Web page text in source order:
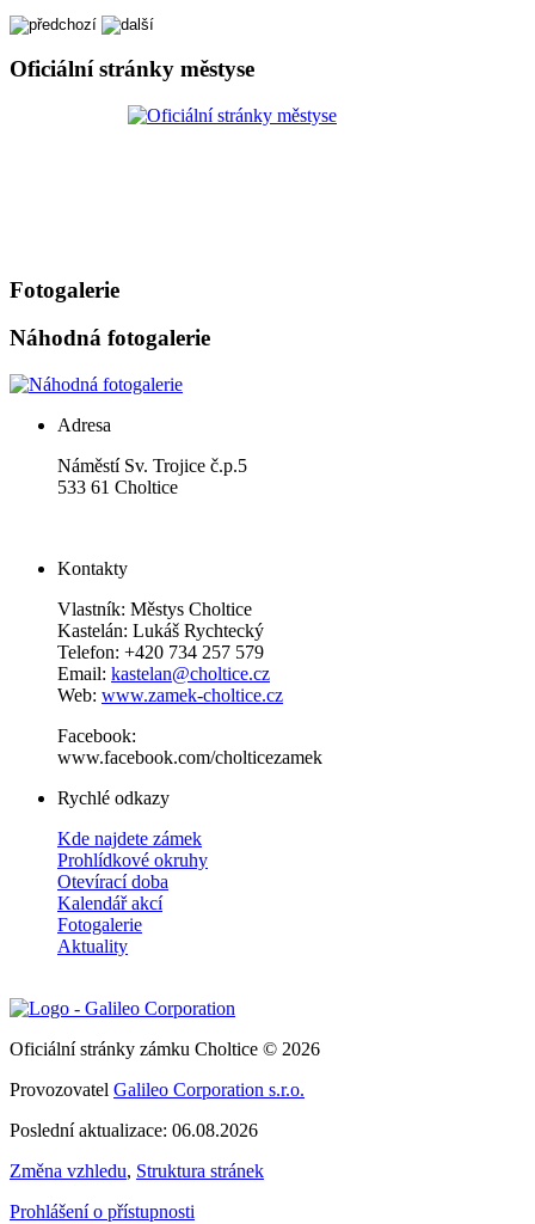
Oficiální stránky městyse
Fotogalerie
Náhodná fotogalerie
Adresa
Náměstí Sv. Trojice č.p.5
533 61 Choltice
Kontakty
Vlastník: Městys Choltice
Kastelán: Lukáš Rychtecký
Telefon: +420 734 257 579
Email: kastelan@choltice.cz
Web: www.zamek-choltice.cz
Facebook:
www.facebook.com/cholticezamek
Rychlé odkazy
Kde najdete zámek
Prohlídkové okruhy
Otevírací doba
Kalendář akcí
Fotogalerie
Aktuality
Oficiální stránky zámku Choltice © 2026
Provozovatel Galileo Corporation s.r.o.
Poslední aktualizace: 06.08.2026
Změna vzhledu, Struktura stránek
Prohlášení o přístupnosti